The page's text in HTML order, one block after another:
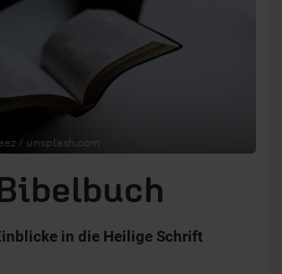
/ unsplash.com
in die Heilige Schrift